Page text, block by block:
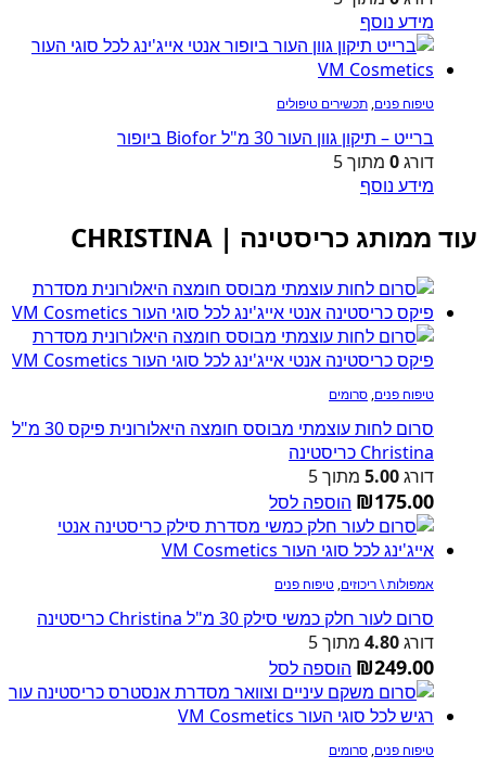
מידע נוסף
טיפוח פנים, תכשירים טיפולים
ברייט – תיקון גוון העור 30 מ"ל Biofor ביופור
דורג0 מתוך 5
מידע נוסף
עוד ממותג כריסטינה | CHRISTINA
טיפוח פנים, סרומים
סרום לחות עוצמתי מבוסס חומצה היאלורונית פיקס 30 מ"ל
Christina כריסטינה
דורג5.00 מתוך 5
₪175.00 הוספה לסל
אמפולות \ ריכוזים, טיפוח פנים
סרום לעור חלק כמשי סילק 30 מ"ל Christina כריסטינה
דורג4.80 מתוך 5
₪249.00 הוספה לסל
טיפוח פנים, סרומים